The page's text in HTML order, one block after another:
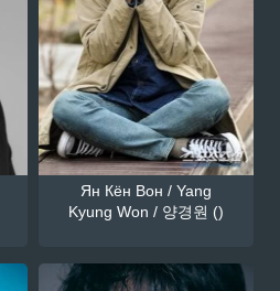
Ян Кён Вон / Yang
Kyung Won / 양경원 ()